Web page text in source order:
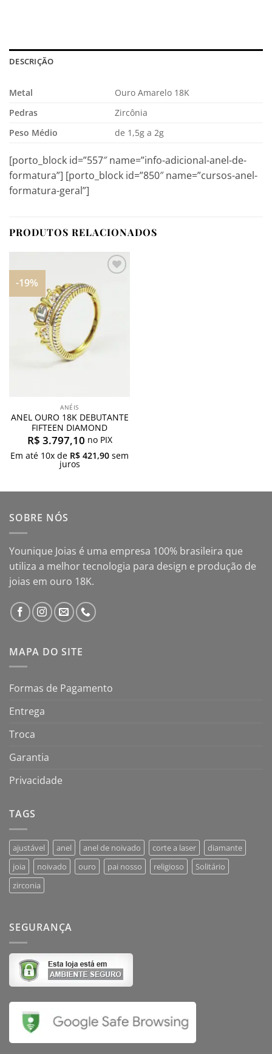
DESCRIÇÃO
Metal
Ouro Amarelo 18K
Pedras
Zircônia
Peso Médio
de 1,5g a 2g
[porto_block id=”557″ name=”info-adicional-anel-de-
formatura”] [porto_block id=”850″ name=”cursos-anel-
formatura-geral”]
PRODUTOS RELACIONADOS
-19%
meus
desejos
ANÉIS
ANEL OURO 18K DEBUTANTE
FIFTEEN DIAMOND
R$ 3.797,10 no PIX
Em até 10x de R$ 421,90 sem
juros
SOBRE NÓS
Younique Joias é uma empresa 100% brasileira que
utiliza a melhor tecnologia para design e produção de
joias em ouro 18K.
MAPA DO SITE
Formas de Pagamento
Entrega
Troca
Garantia
Privacidade
TAGS
ajustável anel anel de noivado corte a laser
diamante
joia
noivado ouro pai nosso religioso
Solitário
zirconia
SEGURANÇA